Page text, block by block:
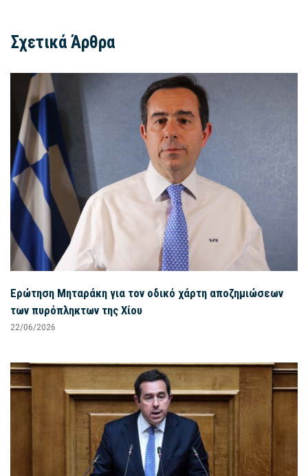
Σχετικά Άρθρα
Ερώτηση Μηταράκη για τον οδικό χάρτη αποζημιώσεων
των πυρόπληκτων της Χίου
22/06/2026